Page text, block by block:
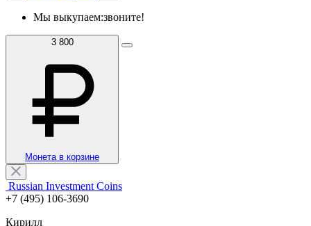
Мы выкупаем:звоните!
3 800
Монета в корзине
Russian Investment Coins
+7 (495) 106-3690
Кирилл